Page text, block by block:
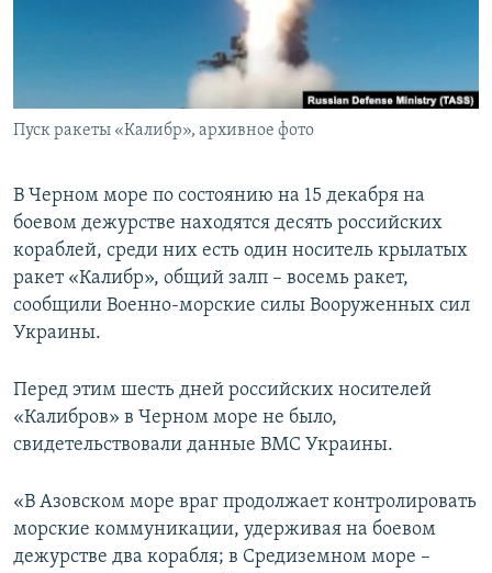
УКРАИНСКАЯ ПРОБЛЕМА КРЫМА
Пуск ракеты «Калибр», архивное фото
В Черном море по состоянию на 15 декабря на
боевом дежурстве находятся десять российских
кораблей, среди них есть один носитель крылатых
ракет «Калибр», общий залп – восемь ракет,
сообщили Военно-морские силы Вооруженных сил
Украины.
Перед этим шесть дней российских носителей
«Калибров» в Черном море не было,
свидетельствовали данные ВМС Украины.
«В Азовском море враг продолжает контролировать
морские коммуникации, удерживая на боевом
дежурстве два корабля; в Средиземном море –